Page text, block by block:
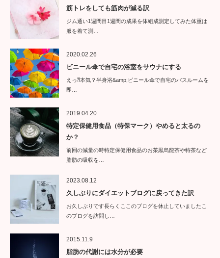
筋トレをしても筋肉が減る訳
ジム通い1週間目1週間の成果を体組成測定してみた体重は
服を着て測…
2020.02.26
ビニール傘で自宅の浴室をサウナにする
えっ⁈本気？半身浴&amp;ビニール傘で自宅のバスルームを
即…
2019.04.20
特定保健用食品（特保マーク）やめると太るの
か？
前回の減量の時特定保健用食品のお茶黒烏龍茶や特茶など
脂肪の吸収を…
2023.08.12
久しぶりにダイエットブログに戻ってきた訳
お久しぶりです長らくここのブログを休止していましたこ
のブログを訪問し…
2015.11.9
脂肪の代謝には水分が必要